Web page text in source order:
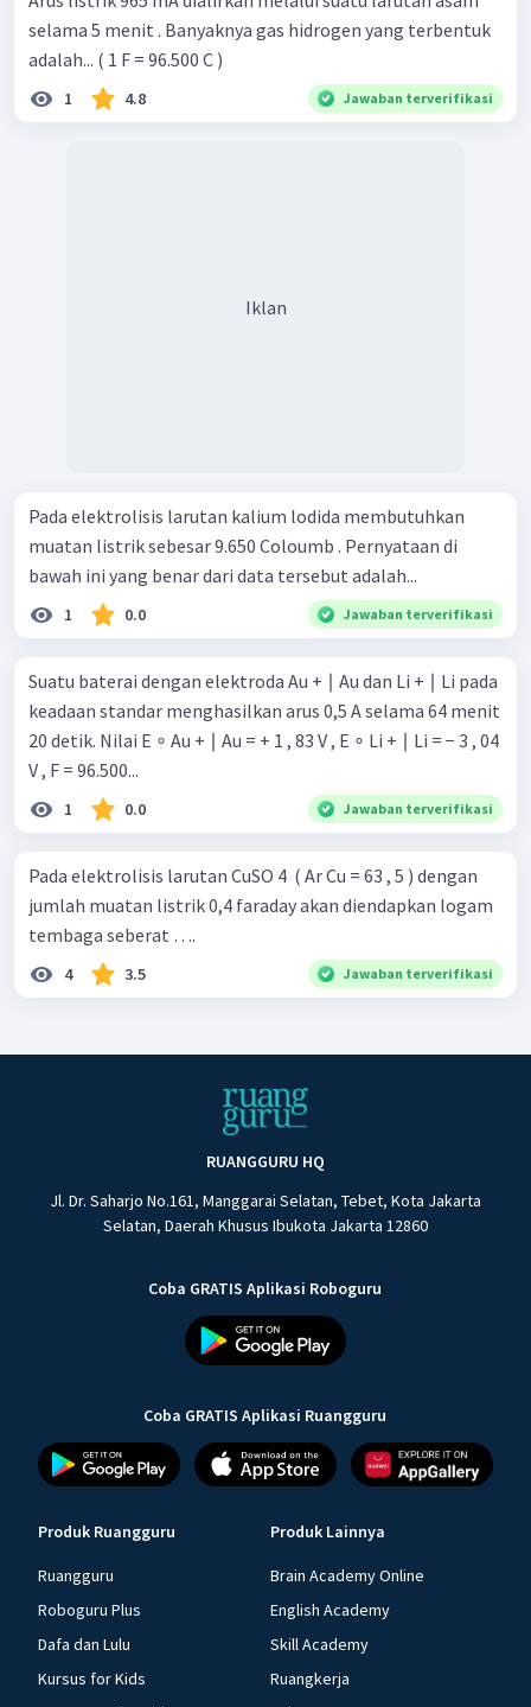
selama 5 menit . Banyaknya gas hidrogen yang terbentuk
adalah... ( 1 F = 96.500 C )
1 4.8 Jawaban terverifikasi
Iklan
Pada elektrolisis larutan kalium lodida membutuhkan
muatan listrik sebesar 9.650 Coloumb . Pernyataan di
bawah ini yang benar dari data tersebut adalah...
1 0.0 Jawaban terverifikasi
Suatu baterai dengan elektroda Au + ∣ Au dan Li + ∣ Li pada
keadaan standar menghasilkan arus 0,5 A selama 64 menit
20 detik. Nilai E ∘ Au + ∣ Au = + 1 , 83 V , E ∘ Li + ∣ Li = − 3 , 04
V , F = 96.500...
1 0.0 Jawaban terverifikasi
Pada elektrolisis larutan CuSO 4 ​ ( Ar Cu = 63 , 5 ) dengan
jumlah muatan listrik 0,4 faraday akan diendapkan logam
tembaga seberat ….
4 3.5 Jawaban terverifikasi
RUANGGURU HQ
Jl. Dr. Saharjo No.161, Manggarai Selatan, Tebet, Kota Jakarta
Selatan, Daerah Khusus Ibukota Jakarta 12860
Coba GRATIS Aplikasi Roboguru
Coba GRATIS Aplikasi Ruangguru
Produk Ruangguru
Ruangguru
Roboguru Plus
Dafa dan Lulu
Kursus for Kids
Produk Lainnya
Brain Academy Online
English Academy
Skill Academy
Ruangkerja